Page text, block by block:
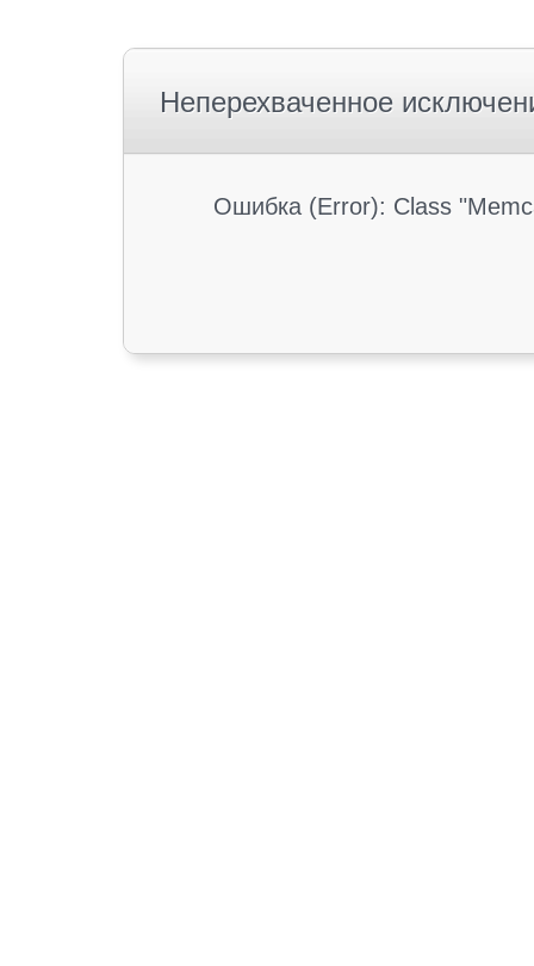
Неперехваченное
Ошибка (Error): Class